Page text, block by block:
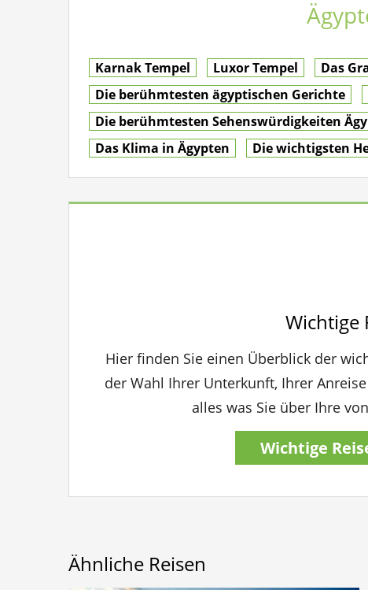
Karnak Tempel Luxor Tempel
Das
Die berühmtesten ägyptischen Gerichte
Die berühmtesten Sehenswürdigkeiten
Das Klima in Ägypten
Die wichtigsten
Wichtige
Hier finden Sie einen Überblick der
der Wahl Ihrer Unterkunft, Ihrer
alles was Sie über Ihre
Wichtige
Ähnliche Reisen